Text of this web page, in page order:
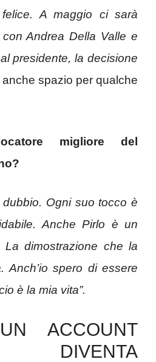
A maggio ci sarà
Andrea Della Valle e
presidente, la decisione
anche spazio per qualche
migliore del
dubbio. Ogni suo tocco è
Anche Pirlo è un
La dimostrazione che la
Anch’io spero di essere
è la mia vita”.
ACCOUNT
DIVENTA